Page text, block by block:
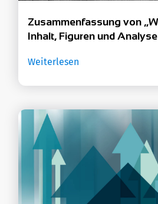
Zusammenfassung von
Inhalt, Figuren und
Weiterlesen